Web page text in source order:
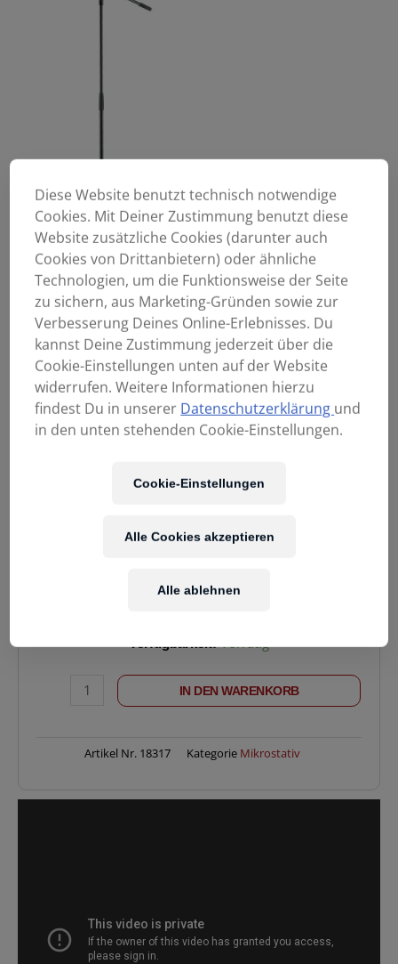
59,90€
Enthält 20% MwSt.
Verfügbarkeit: Vorrätig
IN DEN WARENKORB
Artikel Nr. 18317 Kategorie Mikrostativ
Diese Website benutzt technisch notwendige
Cookies. Mit Deiner Zustimmung benutzt diese
Website zusätzliche Cookies (darunter auch
Cookies von Drittanbietern) oder ähnliche
Technologien, um die Funktionsweise der Seite
zu sichern, aus Marketing-Gründen sowie zur
Verbesserung Deines Online-Erlebnisses. Du
kannst Deine Zustimmung jederzeit über die
Cookie-Einstellungen unten auf der Website
widerrufen. Weitere Informationen hierzu
findest Du in unserer Datenschutzerklärung und
in den unten stehenden Cookie-Einstellungen.
Cookie-Einstellungen
Alle ablehnen
Alle Cookies akzeptieren